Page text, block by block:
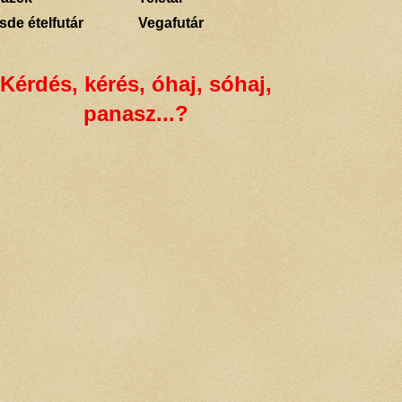
ételfutár
Vegafutár
Kérdés, kérés, óhaj, sóhaj,
panasz...?